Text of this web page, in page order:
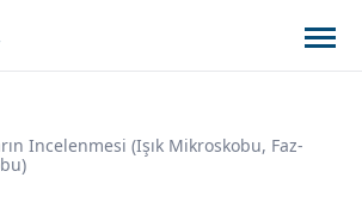
Incelenmesi (Işık Mikroskobu, Faz-